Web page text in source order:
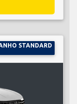
STANDARD